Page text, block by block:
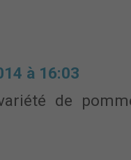
à 16:03
de